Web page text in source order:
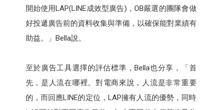
開始使用LAP(LINE成效型廣告)，OB嚴選的團隊會做
好投遞廣告前的資料收集與準備，以確保能對業績有
助益。」Bella說。
至於廣告工具選擇的評估標準，Bella也分享，「首
先，是人流在哪裡。對電商來說，人流是非常重要
的，而回應LINE的定位，LAP擁有人流的優勢，同時